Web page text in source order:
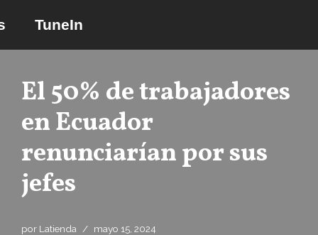
TuneIn
El 50% de trabajadores
en Ecuador
renunciarían por sus
jefes
por Latienda mayo 15, 2024